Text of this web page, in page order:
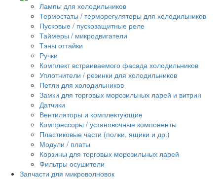
Лампы для холодильников
Термостаты / терморегуляторы для холодильников
Пусковые / пускозащитные реле
Таймеры / микродвигатели
Тэны оттайки
Ручки
Комплект встраиваемого фасада холодильников
Уплотнители / резинки для холодильников
Петли для холодильников
Замки для торговых морозильных ларей и витрин
Датчики
Вентиляторы и комплектующие
Компрессоры / установочные компоненты
Пластиковые части (полки, ящики и др.)
Модули / платы
Корзины для торговых морозильных ларей
Фильтры осушители
Запчасти для микроволновок